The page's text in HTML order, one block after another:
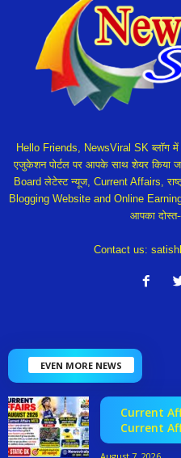
Hello Friends, NewsViral SK ब्लॉग
एजुकेशन पोर्टल पर आपके साथ शेयर किया
Board लेटेस्ट न्यूज, Current Affairs,
Blogging Website and Online Earning
आपका
Contact us:
EVEN MORE NEWS
Current
Current